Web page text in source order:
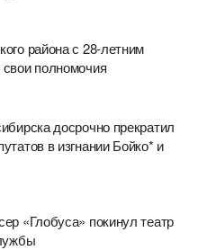
района с 28-летним
полномочия
досрочно прекратил
в изгнании Бойко* и
«Глобуса» покинул театр